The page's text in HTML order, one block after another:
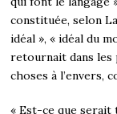
constituée, selon
idéal », « idéal du
retournait dans les
choses à l’envers,
« Est-ce que serait